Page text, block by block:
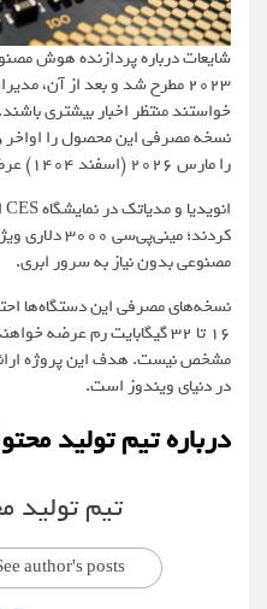
شایعات درباره پردازنده هوش
2023 مطرح شد و بعد از آن،
خواستند منتظر اخبار بیشتری
را مارس 2026 (اسفند 1404) عرضه کند.
کردند؛
مصنوعی بدون نیاز به سرور ابری.
16 تا 32 گیگابایت رم عرضه
در دنیای ویندوز است.
درباره تیم تولید
تیم تولید
author's posts